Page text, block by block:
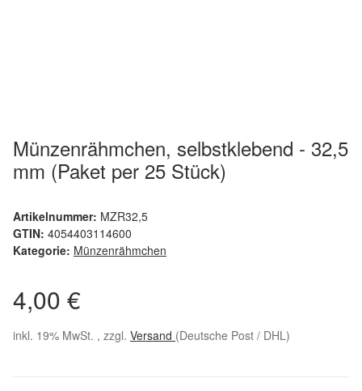
Münzenrähmchen, selbstklebend - 32,5
mm (Paket per 25 Stück)
Artikelnummer: MZR32,5
GTIN: 4054403114600
Kategorie: Münzenrähmchen
4,00 €
inkl. 19% MwSt. , zzgl. Versand (Deutsche Post / DHL)